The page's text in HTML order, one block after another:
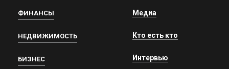
ФИНАНСЫ
НЕДВИЖИМОСТЬ
БИЗНЕС
Медиа
Кто есть кто
Интервью